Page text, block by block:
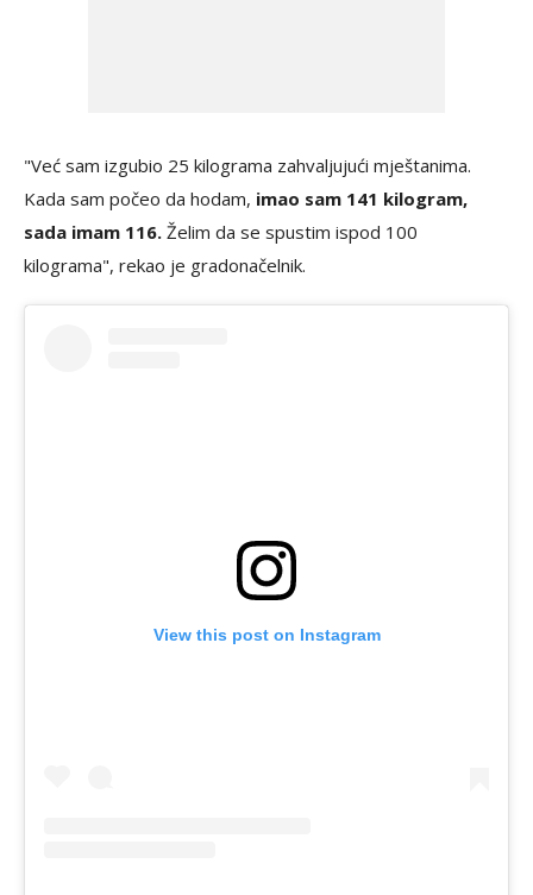
"Već sam izgubio 25 kilograma zahvaljujući mještanima.
Kada sam počeo da hodam, imao sam 141 kilogram,
sada imam 116. Želim da se spustim ispod 100
kilograma", rekao je gradonačelnik.
View this post on Instagram